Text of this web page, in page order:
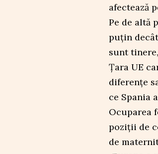
afectează
Pe de altă
puțin
sunt
Țara UE
diferențe
ce Spania
Ocuparea
poziții de
de